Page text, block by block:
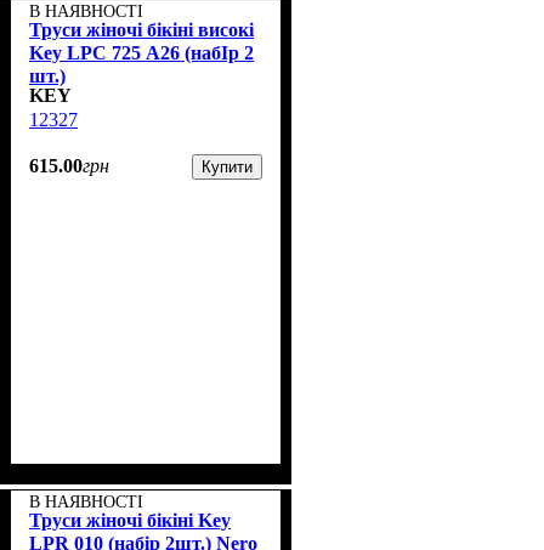
В НАЯВНОСТІ
Труси жіночі бікіні високі
Key LPC 725 А26 (набІр 2
шт.)
KEY
12327
615.00грн Купити
В НАЯВНОСТІ
Труси жіночі бікіні Key
LPR 010 (набір 2шт.) Nero